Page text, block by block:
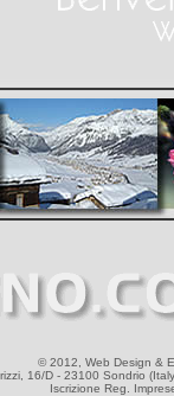
© 2012, Web Design &
16/D - 23100 Sondrio
Iscrizione Reg.